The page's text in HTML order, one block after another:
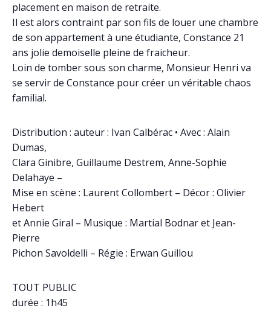
placement en maison de retraite.
Il est alors contraint par son fils de louer une chambre
de son appartement à une étudiante, Constance 21
ans jolie demoiselle pleine de fraicheur.
Loin de tomber sous son charme, Monsieur Henri va
se servir de Constance pour créer un véritable chaos
familial.
Distribution : auteur : Ivan Calbérac • Avec : Alain
Dumas,
Clara Ginibre, Guillaume Destrem, Anne-Sophie
Delahaye –
Mise en scène : Laurent Collombert – Décor : Olivier
Hebert
et Annie Giral – Musique : Martial Bodnar et Jean-
Pierre
Pichon Savoldelli – Régie : Erwan Guillou
TOUT PUBLIC
durée : 1h45